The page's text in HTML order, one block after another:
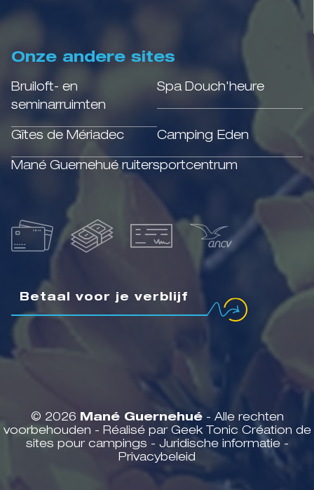
Onze andere sites
Bruiloft- en
seminarruimten
Spa Douch'heure
Gîtes de Mériadec Camping Eden
Mané Guernehué ruitersportcentrum
Betaal voor je verblijf
© 2026 Mané Guernehué- Alle rechten
voorbehouden - Réalisé par Geek Tonic Création de
sites pour campings - Juridische informatie -
Privacybeleid